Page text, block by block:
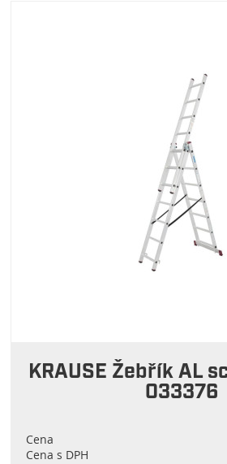
KRAUSE Žebřík AL
033376
Cena
Cena s DPH